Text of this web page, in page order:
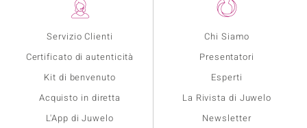
Servizio Clienti
Certificato di autenticità
Kit di benvenuto
Acquisto in diretta
L'App di Juwelo
Chi Siamo
Presentatori
Esperti
La Rivista di Juwelo
Newsletter